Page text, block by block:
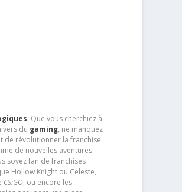
. Que vous cherchiez à
du gaming, ne manquez
de révolutionner la franchise
de nouvelles aventures
soyez fan de franchises
Hollow Knight ou Celeste,
CS:GO, ou encore les